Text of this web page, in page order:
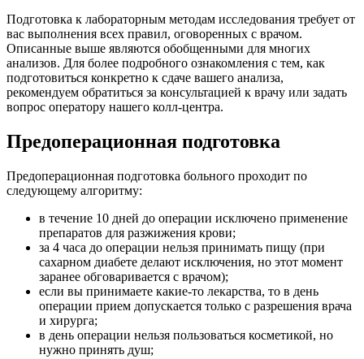
Подготовка к лабораторным методам исследования требует от
вас выполнения всех правил, оговоренных с врачом.
Описанные выше являются обобщенными для многих
анализов. Для более подробного ознакомления с тем, как
подготовиться конкретно к сдаче вашего анализа,
рекомендуем обратиться за консультацией к врачу или задать
вопрос оператору нашего колл-центра.
Предоперационная подготовка
Предоперационная подготовка больного проходит по
следующему алгоритму:
в течение 10 дней до операции исключено применение
препаратов для разжижения крови;
за 4 часа до операции нельзя принимать пищу (при
сахарном диабете делают исключения, но этот момент
заранее обговаривается с врачом);
если вы принимаете какие-то лекарства, то в день
операции прием допускается только с разрешения врача
и хирурга;
в день операции нельзя пользоваться косметикой, но
нужно принять душ;